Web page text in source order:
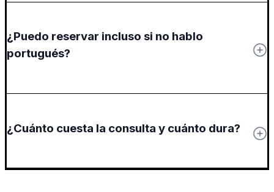
¿Puedo reservar incluso si no hablo
portugués?
¿Cuánto cuesta la consulta y cuánto dura?